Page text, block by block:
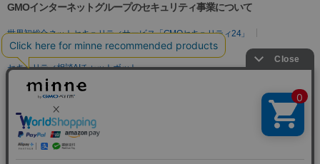
GMOインターネットグループのセキュリティ事業について
世界初総合ネットセキュリティサービス「GMOセキュリティ24」
パスワード漏洩診断
Webサイトリスク診断
セキュリティ相談AIチャットボット
実在証明・盗聴対策
サイバー攻撃対策（GMO Flatt Security）
セキュリティ事業の軌跡